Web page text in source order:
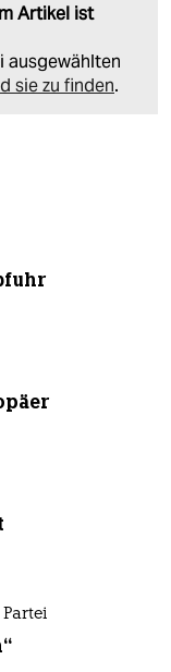
Artikel ist
ausgewählten
sie zu finden.